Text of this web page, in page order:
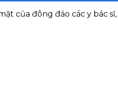
của đông đảo các y bác